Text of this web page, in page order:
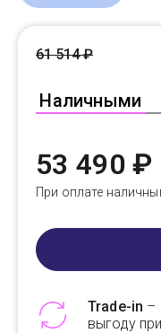
Наличными
61 514 ₽
53 490 ₽
При оплате
Trade-in –
выгоду